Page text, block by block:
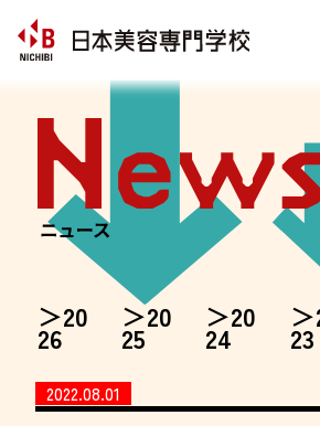
20
26
20
25
20
24 23
2022.08.01